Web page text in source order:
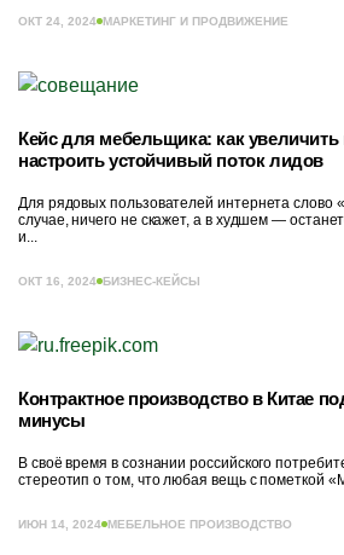
ОКТ 24, 2024 МАРКЕТИНГ И ПРОДВИЖЕНИЕ
Кейс для мебельщика: как увеличить
настроить устойчивый поток лидов
Для рядовых пользователей интернета слово
случае, ничего не скажет, а в худшем —
и...
ОКТ 16, 2024 БИЗНЕС-КЕЙСЫ
Контрактное производство в Китае
минусы
В своё время в сознании российского
стереотип о том, что любая вещь с пометкой
ИЮН 14, 2024 МЕБЕЛЬНОЕ ПРОИЗВОДСТВО